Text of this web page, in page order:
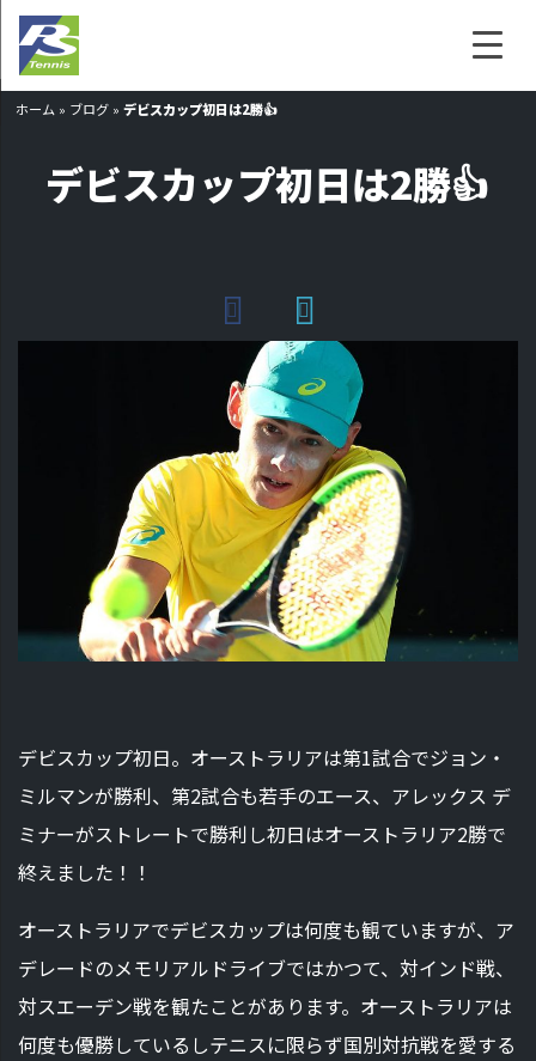
ホーム » ブログ »デビスカップ初日は2勝👍
デビスカップ初日は2勝👍
デビスカップ初日。オーストラリアは第1試合でジョン・
ミルマンが勝利、第2試合も若手のエース、アレックス デ
ミナーがストレートで勝利し初日はオーストラリア2勝で
終えました！！
オーストラリアでデビスカップは何度も観ていますが、ア
デレードのメモリアルドライブではかつて、対インド戦、
対スエーデン戦を観たことがあります。オーストラリアは
何度も優勝しているしテニスに限らず国別対抗戦を愛する